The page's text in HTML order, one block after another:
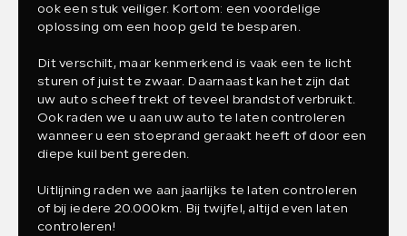
ook een stuk veiliger. Kortom: een voordelige
oplossing om een hoop geld te besparen.
Dit verschilt, maar kenmerkend is vaak een te licht
sturen of juist te zwaar. Daarnaast kan het zijn dat
uw auto scheef trekt of teveel brandstof verbruikt.
Ook raden we u aan uw auto te laten controleren
wanneer u een stoeprand geraakt heeft of door een
diepe kuil bent gereden.
Uitlijning raden we aan jaarlijks te laten controleren
of bij iedere 20.000km. Bij twijfel, altijd even laten
controleren!